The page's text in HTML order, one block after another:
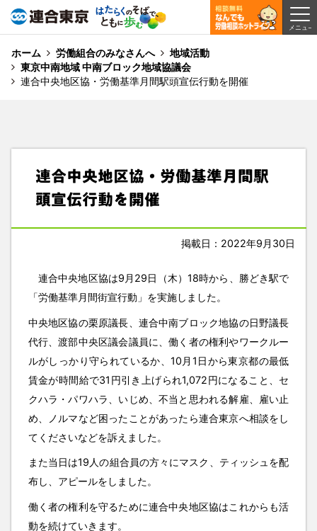
ホーム 労働組合のみなさんへ
地域活動
東京中南地域 中南ブロック地域協議会
連合中央地区協・労働基準月間駅頭宣伝行動を開催
連合中央地区協・労働基準月間駅
頭宣伝行動を開催
掲載日：2022年9月30日
連合中央地区協は9月29日（木）18時から、勝どき駅で
「労働基準月間街宣行動」を実施しました。
中央地区協の栗原議長、連合中南ブロック地協の日野議長
代行、渡部中央区議会議員に、働く者の権利やワークルー
ルがしっかり守られているか、10月1日から東京都の最低
賃金が時間給で31円引き上げられ1,072円になること、セ
クハラ・パワハラ、いじめ、不当と思われる解雇、雇い止
め、ノルマなど困ったことがあったら連合東京へ相談をし
てくださいなどを訴えました。
また当日は19人の組合員の方々にマスク、ティッシュを配
布し、アピールをしました。
働く者の権利を守るために連合中央地区協はこれからも活
動を続けていきます。